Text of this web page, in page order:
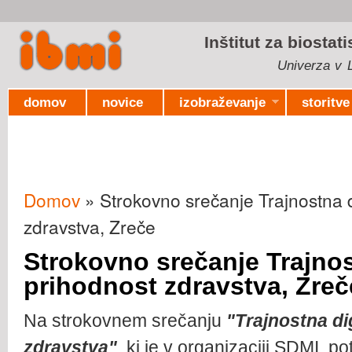
Inštitut za
Univerza v
domov novice izobraževanje storitve
Nahajate se tukaj
Domov » Strokovno srečanje
zdravstva, Zreče
Strokovno srečanje
prihodnost zdravstva,
Na strokovnem srečanju "Trajnostna
zdravstva" , ki je v organizaciji SDMI,